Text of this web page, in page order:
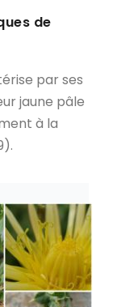
de
par ses
jaune pâle
à la